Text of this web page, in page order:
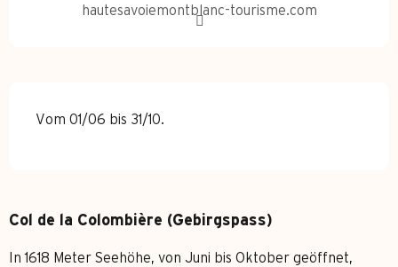
hautesavoiemontblanc-tourisme.com
Vom 01/06 bis 31/10.
Col de la Colombière (Gebirgspass)
In 1618 Meter Seehöhe, von Juni bis Oktober geöffnet,